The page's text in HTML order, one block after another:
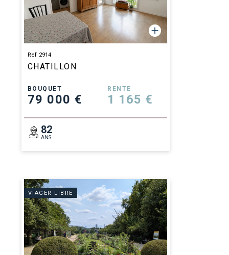
Ref 2914
CHATILLON
BOUQUET
79 000 €
RENTE
1 165 €
82
ANS
VIAGER LIBRE